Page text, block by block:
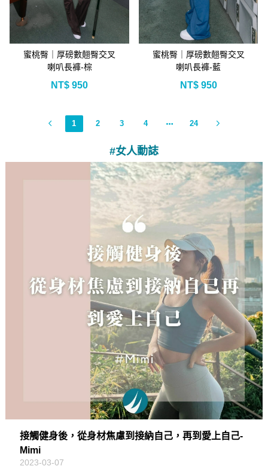
蜜桃臀｜厚磅數翹臀交叉
喇叭長褲-棕
NT$ 950
蜜桃臀｜厚磅數翹臀交叉
喇叭長褲-藍
NT$950
1 2 3 4 24
#女人動誌
接觸健身後，從身材焦慮到接納自己，再到愛上自己-
Mimi
2023-03-07